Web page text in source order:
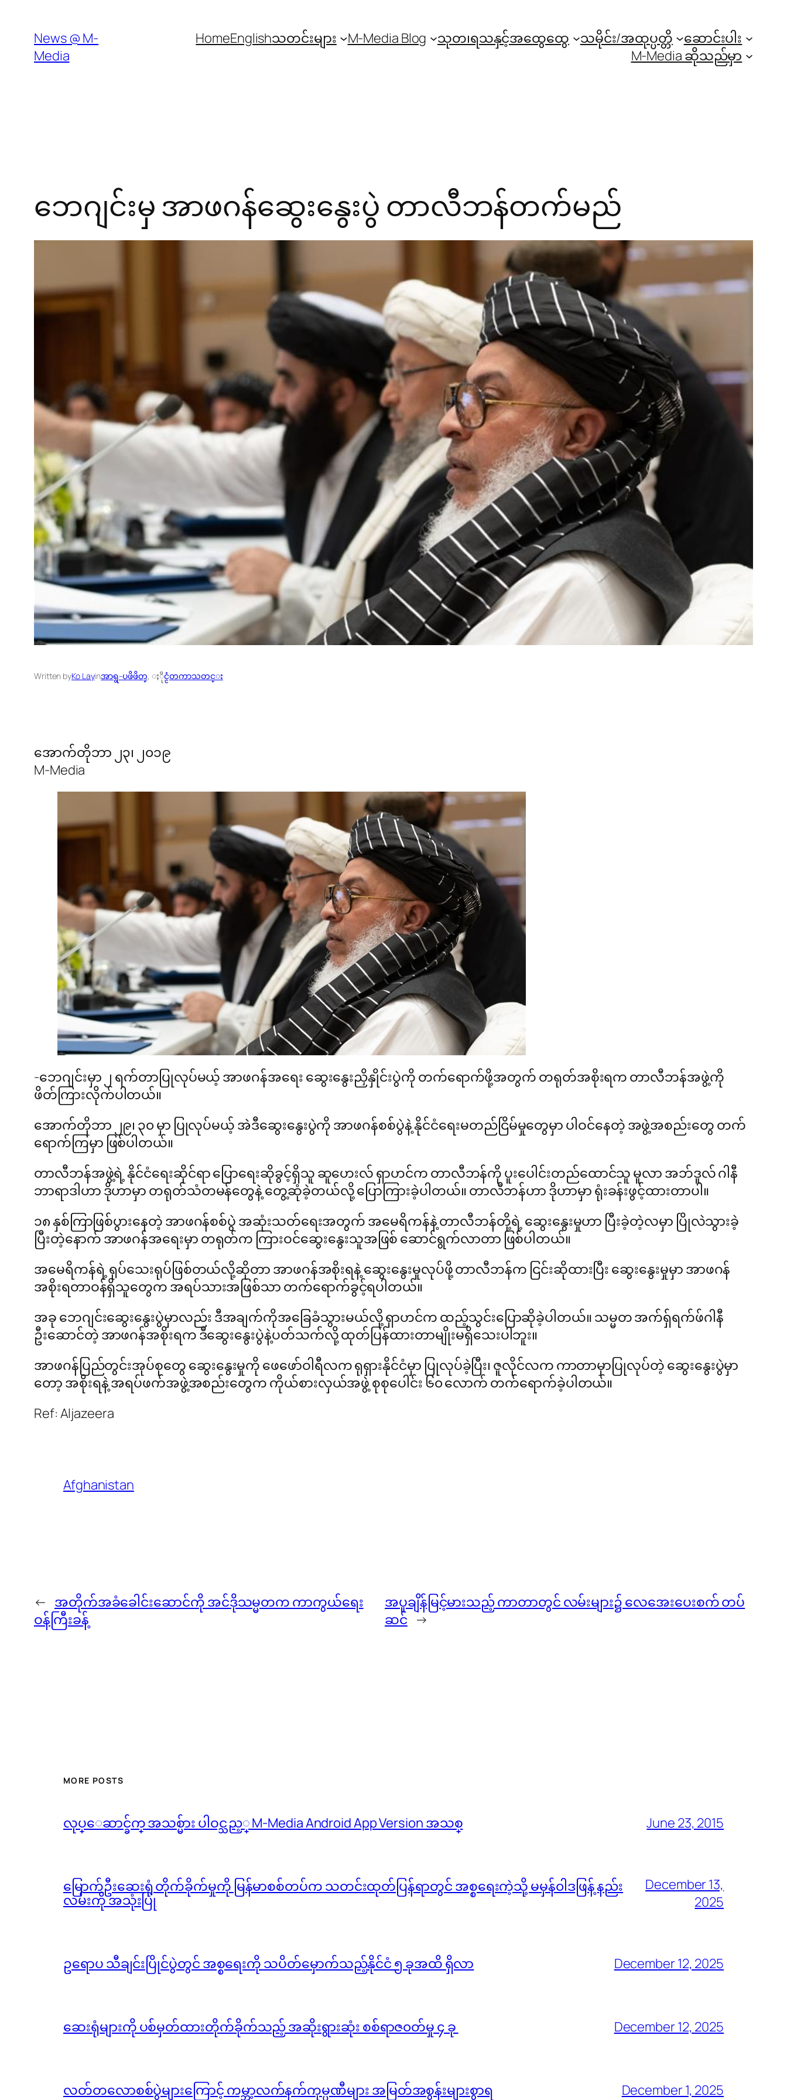
content
News @ M-
Media
HomeEnglishသတင်းများ M-Media Blog သုတ၊ရသနှင့်အထွေထွေ သမိုင်း/အထုပ္ပတ္တိ
ဆောင်းပါး
M-Media ဆိုသည်မှာ
ဘေဂျင်းမှ အာဖဂန်ဆွေးနွေးပွဲ တာလီဘန်တက်မည်
Written byKo Layinအာရွ-ပဖိဖိတ္, ႏိုင္ငံတကာသတင္း
အောက်တိုဘာ ၂၃၊ ၂၀၁၉
M-Media
-ဘေဂျင်းမှာ ၂ ရက်တာပြုလုပ်မယ့် အာဖဂန်အရေး ဆွေးနွေးညှိနှိုင်းပွဲကို တက်ရောက်ဖို့အတွက် တရုတ်အစိုးရက တာလီဘန်အဖွဲ့ကို
ဖိတ်ကြားလိုက်ပါတယ်။
အောက်တိုဘာ ၂၉၊ ၃၀ မှာ ပြုလုပ်မယ့် အဲဒီဆွေးနွေးပွဲကို အာဖဂန်စစ်ပွဲနဲ့ နိုင်ငံရေးမတည်ငြိမ်မှုတွေမှာ ပါဝင်နေတဲ့ အဖွဲ့အစည်းတွေ တက်
ရောက်ကြမှာ ဖြစ်ပါတယ်။
တာလီဘန်အဖွဲ့ရဲ့ နိုင်ငံရေးဆိုင်ရာ ပြောရေးဆိုခွင့်ရှိသူ ဆူဟေးလ် ရှာဟင်က တာလီဘန်ကို ပူးပေါင်းတည်ထောင်သူ မူလာ အဘ်ဒူလ် ဂါနီ
ဘာရာဒါဟာ ဒိုဟာမှာ တရုတ်သံတမန်တွေနဲ့ တွေ့ဆုံခဲ့တယ်လို့ ပြောကြားခဲ့ပါတယ်။ တာလီဘန်ဟာ ဒိုဟာမှာ ရုံးခန်းဖွင့်ထားတာပါ။
၁၈ နှစ်ကြာဖြစ်ပွားနေတဲ့ အာဖဂန်စစ်ပွဲ အဆုံးသတ်ရေးအတွက် အမေရိကန်နဲ့ တာလီဘန်တို့ရဲ့ ဆွေးနွေးမှုဟာ ပြီးခဲ့တဲ့လမှာ ပြိုလဲသွားခဲ့
ပြီးတဲ့နောက် အာဖဂန်အရေးမှာ တရုတ်က ကြားဝင်ဆွေးနွေးသူအဖြစ် ဆောင်ရွက်လာတာ ဖြစ်ပါတယ်။
အမေရိကန်ရဲ့ ရုပ်သေးရုပ်ဖြစ်တယ်လို့ဆိုတာ အာဖဂန်အစိုးရနဲ့ ဆွေးနွေးမှုလုပ်ဖို့ တာလီဘန်က ငြင်းဆိုထားပြီး ဆွေးနွေးမှုမှာ အာဖဂန်
အစိုးရတာဝန်ရှိသူတွေက အရပ်သားအဖြစ်သာ တက်ရောက်ခွင့်ရပါတယ်။
အခု ဘေဂျင်းဆွေးနွေးပွဲမှာလည်း ဒီအချက်ကိုအခြေခံသွားမယ်လို့ ရှာဟင်က ထည့်သွင်းပြောဆိုခဲ့ပါတယ်။ သမ္မတ အက်ရှ်ရက်ဖ်ဂါနီ
ဦးဆောင်တဲ့ အာဖဂန်အစိုးရက ဒီဆွေးနွေးပွဲနဲ့ပတ်သက်လို့ ထုတ်ပြန်ထားတာမျိုးမရှိသေးပါဘူး။
အာဖဂန်ပြည်တွင်းအုပ်စုတွေ ဆွေးနွေးမှုကို ဖေဖော်ဝါရီလက ရုရှားနိုင်ငံမှာ ပြုလုပ်ခဲ့ပြီး၊ ဇူလိုင်လက ကာတာမှာပြုလုပ်တဲ့ ဆွေးနွေးပွဲမှာ
တော့ အစိုးရနဲ့ အရပ်ဖက်အဖွဲ့အစည်းတွေက ကိုယ်စားလှယ်အဖွဲ့ စုစုပေါင်း ၆၀ လောက် တက်ရောက်ခဲ့ပါတယ်။
Ref: Aljazeera
Afghanistan
← အတိုက်အခံခေါင်းဆောင်ကို အင်ဒိုသမ္မတက ကာကွယ်ရေး
ဝန်ကြီးခန့်
အပူချိန်မြင့်မားသည့် ကာတာတွင် လမ်းများ၌ လေအေးပေးစက် တပ်
ဆင် →
MORE POSTS
လုပ္ေဆာင္ခ်က္ အသစ္မ်ား ပါဝင္သည့္ M-Media Android App Version အသစ္ June 23, 2015
မြောက်ဦးဆေးရုံ တိုက်ခိုက်မှုကို မြန်မာစစ်တပ်က သတင်းထုတ်ပြန်ရာတွင် အစ္စရေးကဲ့သို့ မမှန်၀ါဒဖြန့် နည်း
လမ်းကို အသုံးပြု
December 13,
2025
ဥရောပ သီချင်းပြိုင်ပွဲတွင် အစ္စရေးကို သပိတ်မှောက်သည့်နိုင်ငံ ၅ ခုအထိ ရှိလာ December 12, 2025
ဆေးရုံများကို ပစ်မှတ်ထားတိုက်ခိုက်သည့် အဆိုးရွားဆုံး စစ်ရာဇ၀တ်မှု ၄ ခု December 12, 2025
လတ်တလောစစ်ပွဲများကြောင့် ကမ္ဘာ့လက်နက်ကုမ္ပဏီများ အမြတ်အစွန်းများစွာရ December 1, 2025